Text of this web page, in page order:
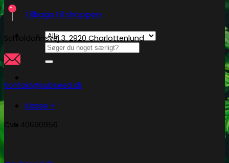
Tilbage til shoppen
Søg
efter:
Kasse +
Schioldannsvej 3, 2920 Charlottenlund
Kontakt@subseed.dk
Cvr: 40690956